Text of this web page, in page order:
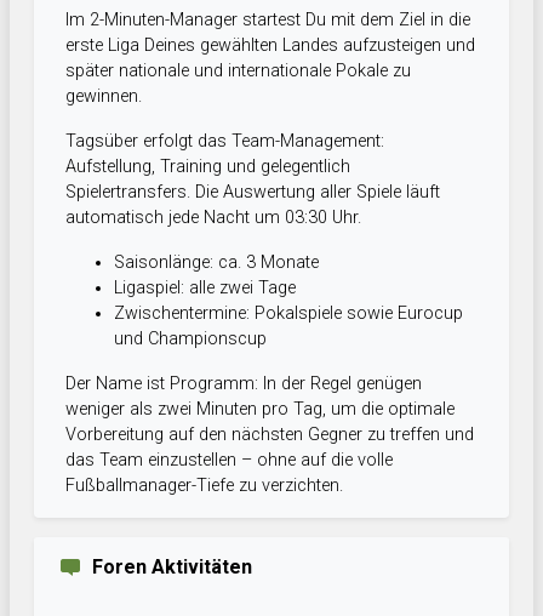
Im 2-Minuten-Manager startest Du mit dem Ziel in die
erste Liga Deines gewählten Landes aufzusteigen und
später nationale und internationale Pokale zu
gewinnen.
Tagsüber erfolgt das Team-Management:
Aufstellung, Training und gelegentlich
Spielertransfers. Die Auswertung aller Spiele läuft
automatisch jede Nacht um 03:30 Uhr.
Saisonlänge: ca. 3 Monate
Ligaspiel: alle zwei Tage
Zwischentermine: Pokalspiele sowie Eurocup
und Championscup
Der Name ist Programm: In der Regel genügen
weniger als zwei Minuten pro Tag, um die optimale
Vorbereitung auf den nächsten Gegner zu treffen und
das Team einzustellen – ohne auf die volle
Fußballmanager-Tiefe zu verzichten.
Foren Aktivitäten